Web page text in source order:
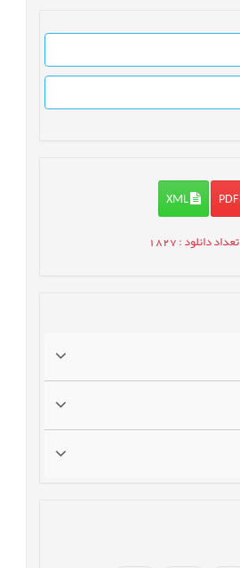
XML
تعداد دانلود: 1827